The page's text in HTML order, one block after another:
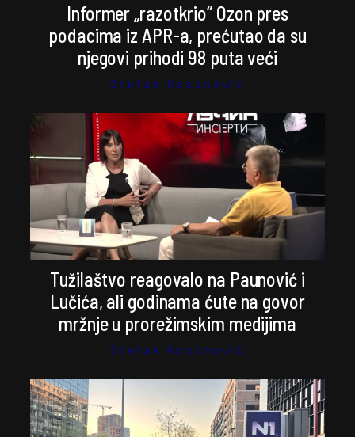
Informer „razotkrio” Ozon pres
podacima iz APR-a, prećutao da su
njegovi prihodi 98 puta veći
Stefan Kosanović
Tužilaštvo reagovalo na Paunović i
Lučića, ali godinama ćute na govor
mržnje u prorežimskim medijima
Stefan Kosanović